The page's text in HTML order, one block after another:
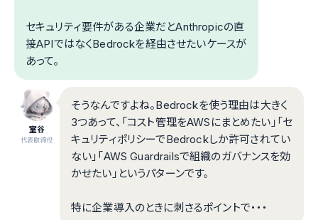
セキュリティ要件がある企業だとAnthropicの直
接APIではなくBedrockを経由させたいケースが
あって。
室谷
代表取締役
そうなんですよね。Bedrockを使う理由は大きく
3つあって、「コスト管理をAWSにまとめたい」「セ
キュリティポリシーでBedrockしか許可されてい
ない」「AWS Guardrailsで組織のガバナンスを効
かせたい」というパターンです。
特に企業導入のときに刺さるポイントで・・・